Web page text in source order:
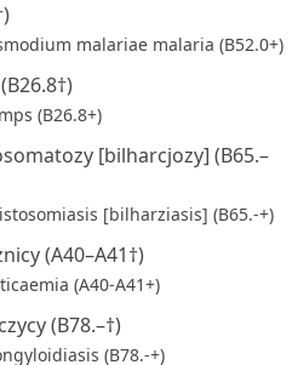
malariae malaria (B52.0+)
(B26.8+)
[bilharcjozy] (B65.–
[bilharziasis] (B65.-+)
(A40–A41†)
(A40-A41+)
(B78.–†)
(B78.-+)